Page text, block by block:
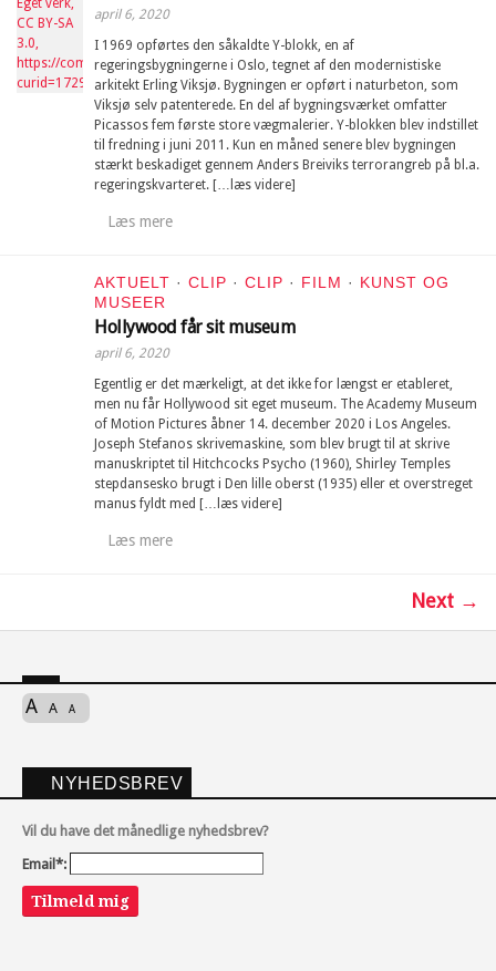
april 6, 2020
I 1969 opførtes den såkaldte Y-blokk, en af
regeringsbygningerne i Oslo, tegnet af den modernistiske
arkitekt Erling Viksjø. Bygningen er opført i naturbeton, som
Viksjø selv patenterede. En del af bygningsværket omfatter
Picassos fem første store vægmalerier. Y-blokken blev indstillet
til fredning i juni 2011. Kun en måned senere blev bygningen
stærkt beskadiget gennem Anders Breiviks terrorangreb på bl.a.
regeringskvarteret. […læs videre]
Læs mere
AKTUELT · CLIP · CLIP · FILM · KUNST OG
MUSEER
Hollywood får sit museum
april 6, 2020
Egentlig er det mærkeligt, at det ikke for længst er etableret,
men nu får Hollywood sit eget museum. The Academy Museum
of Motion Pictures åbner 14. december 2020 i Los Angeles.
Joseph Stefanos skrivemaskine, som blev brugt til at skrive
manuskriptet til Hitchcocks Psycho (1960), Shirley Temples
stepdansesko brugt i Den lille oberst (1935) eller et overstreget
manus fyldt med […læs videre]
Læs mere
Next →
A A A
NYHEDSBREV
Vil du have det månedlige nyhedsbrev?
Email*:
Tilmeld mig